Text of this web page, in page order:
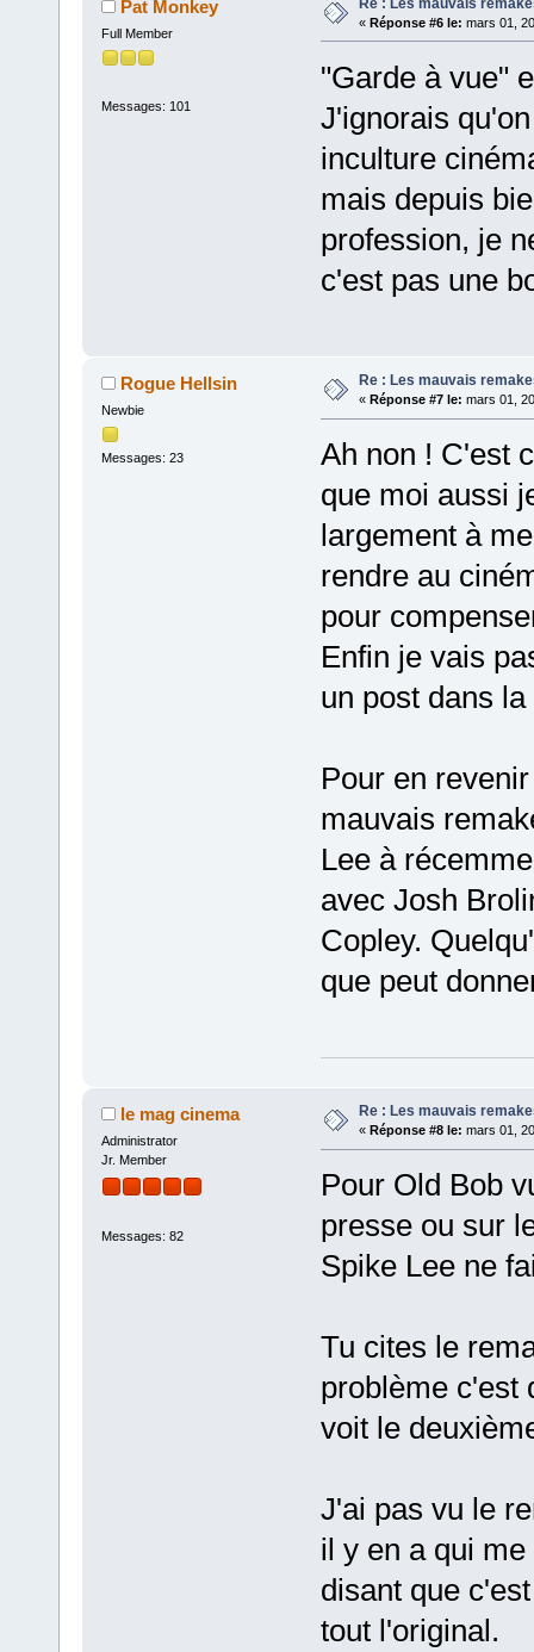
Pat Monkey
Full Member
Messages: 101
Re : Les mauvais
« Réponse #6 le: mars 01,
"Garde à vue"
J'ignorais
inculture
mais depuis
profession, je
c'est pas une
Rogue Hellsin
Newbie
Messages: 23
Re : Les mauvais
« Réponse #7 le: mars 01,
Ah non ! C'est
que moi aussi
largement à
rendre au
pour
Enfin je vais
un post dans
Pour en
mauvais
Lee à
avec Josh
Copley.
que peut
le mag cinema
Administrator
Jr. Member
Messages: 82
Re : Les mauvais
« Réponse #8 le: mars 01,
Pour Old Bob
presse ou sur
Spike Lee ne
Tu cites le
problème c'est
voit le
J'ai pas vu le
il y en a qui
disant que
tout l'original.